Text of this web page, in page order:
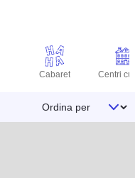
Cabaret Centri
Ordina per